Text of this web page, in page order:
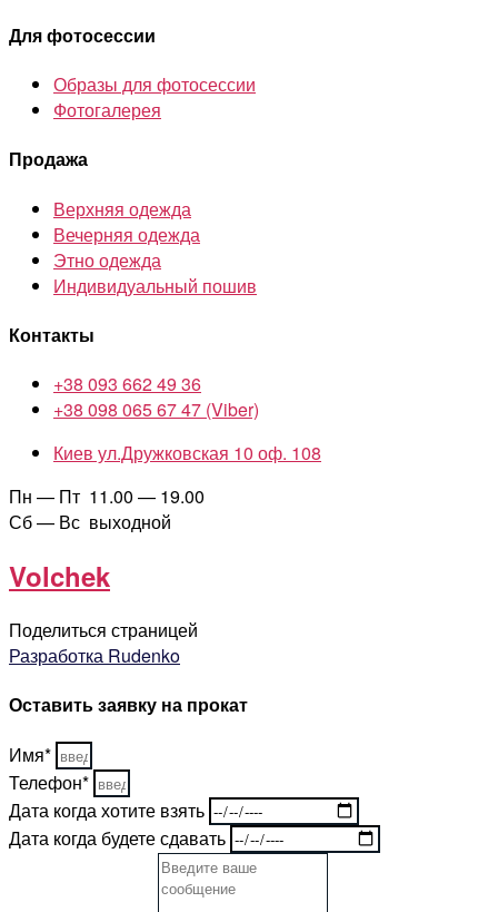
Для фотосессии
Образы для фотосессии
Фотогалерея
Продажа
Верхняя одежда
Вечерняя одежда
Этно одежда
Индивидуальный пошив
Контакты
+38 093 662 49 36
+38 098 065 67 47 (Viber)
Киев ул.Дружковская 10 оф. 108
Пн — Пт 11.00 — 19.00
Сб — Вс выходной
Volchek
Поделиться страницей
Разработка Rudenko
Оставить заявку на прокат
Имя*
Телефон*
Дата когда хотите взять
Дата когда будете сдавать